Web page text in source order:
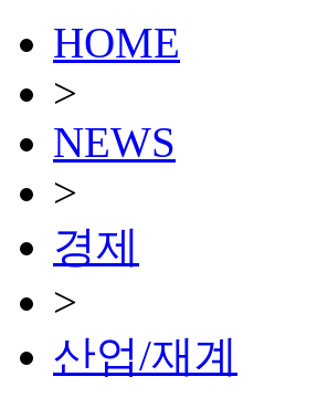
HOME
>
NEWS
>
경제
>
산업/재계